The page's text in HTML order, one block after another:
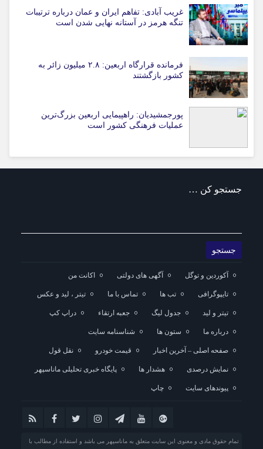
غریب آبادی: تفاهم ایران و عمان درباره ترتیبات
تنگه هرمز در آستانه نهایی شدن است
فرمانده قرارگاه اربعین: ۲.۸ میلیون زائر به
کشور بازگشتند
پورجمشیدیان: راهپیمایی اربعین بزرگ‌ترین
عملیات فرهنگی کشور است
جستجو کن …
آکوردین و توگل آگهی های دولتی اکانت من
تایپوگرافی تب ها تماس با ما تیتر ، لید و عکس
تیتر و لید جدول لیگ جعبه ارتقاء دراپ کپ
درباره ما ستون ها شناسنامه سایت
صفحه اصلی – آخرین اخبار قیمت خودرو نقل قول
نمایش درصدی هشدار ها پایگاه خبری تحلیلی ماناسپهر
پیوندهای سایت چاپ
تمام حقوق مادی و معنوی این سایت متعلق به ماناسپهر می باشد و استفاده از مطالب با